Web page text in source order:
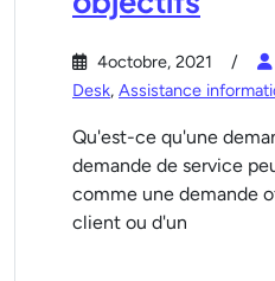
4octobre, 2021
Desk, Assistance
Qu'est-ce qu'une
demande de service
comme une demande
client ou d'un